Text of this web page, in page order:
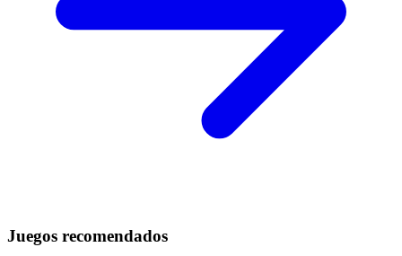
Juegos recomendados